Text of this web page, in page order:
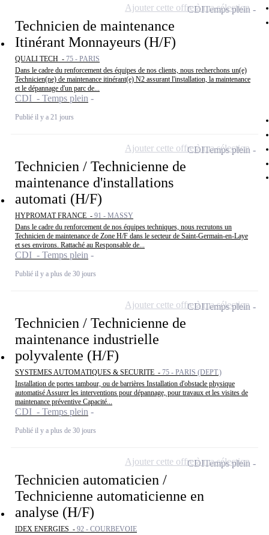
Technicien de maintenance
Itinérant Monnayeurs (H/F)
QUALI TECH - 75 - PARIS
Dans le cadre du renforcement des équipes de nos clients, nous recherchons un(e)
Technicien(ne) de maintenance itinérant(e) N2 assurant l'installation, la maintenance
et le dépannage d'un parc de...
CDI - Temps plein
Publié il y a 21 jours
CDITemps plein
Ajouter cette offre à ma sélection
Technicien / Technicienne de
maintenance d'installations
automati (H/F)
HYPROMAT FRANCE - 91 - MASSY
Dans le cadre du renforcement de nos équipes techniques, nous recrutons un
Technicien de maintenance de Zone H/F dans le secteur de Saint-Germain-en-Laye
et ses environs. Rattaché au Responsable de...
CDI - Temps plein
Publié il y a plus de 30 jours
CDITemps plein
Ajouter cette offre à ma sélection
Technicien / Technicienne de
maintenance industrielle
polyvalente (H/F)
SYSTEMES AUTOMATIQUES & SECURITE - 75 - PARIS (DEPT.)
Installation de portes tambour, ou de barrières Installation d'obstacle physique
automatisé Assurer les interventions pour dépannage, pour travaux et les visites de
maintenance préventive Capacité...
CDI - Temps plein
Publié il y a plus de 30 jours
CDITemps plein
Ajouter cette offre à ma sélection
Technicien automaticien /
Technicienne automaticienne en
analyse (H/F)
IDEX ENERGIES - 92 - COURBEVOIE
CDITemps plein
Ajouter cette offre à ma sélection